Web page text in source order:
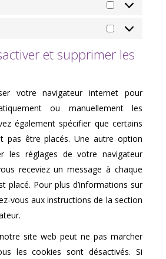
Statistiques
Marketing
et supprimer les
votre navigateur internet pour
ou manuellement les
également spécifier que certains
pas être placés. Une autre option
les réglages de votre navigateur
receviez un message à chaque
placé. Pour plus d’informations sur
vous aux instructions de la section
site web peut ne pas marcher
les cookies sont désactivés. Si